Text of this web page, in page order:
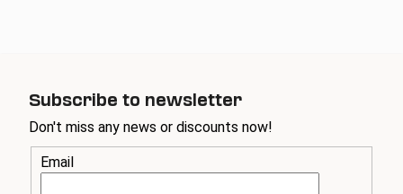
Subscribe to newsletter
Don't miss any news or discounts now!
Email